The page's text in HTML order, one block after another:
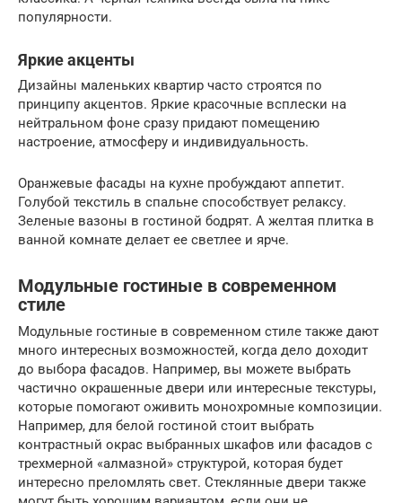
популярности.
Яркие акценты
Дизайны маленьких квартир часто строятся по
принципу акцентов. Яркие красочные всплески на
нейтральном фоне сразу придают помещению
настроение, атмосферу и индивидуальность.
Оранжевые фасады на кухне пробуждают аппетит.
Голубой текстиль в спальне способствует релаксу.
Зеленые вазоны в гостиной бодрят. А желтая плитка в
ванной комнате делает ее светлее и ярче.
Модульные гостиные в современном
стиле
Модульные гостиные в современном стиле также дают
много интересных возможностей, когда дело доходит
до выбора фасадов. Например, вы можете выбрать
частично окрашенные двери или интересные текстуры,
которые помогают оживить монохромные композиции.
Например, для белой гостиной стоит выбрать
контрастный окрас выбранных шкафов или фасадов с
трехмерной «алмазной» структурой, которая будет
интересно преломлять свет. Стеклянные двери также